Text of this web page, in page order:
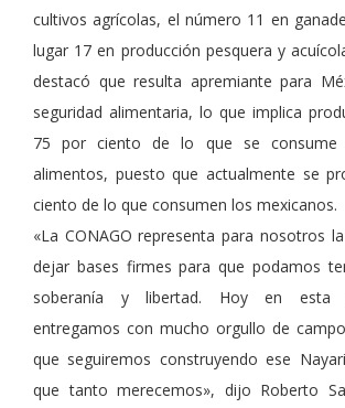
cultivos agrícolas, el número 11 en
lugar 17 en producción pesquera y
destacó que resulta apremiante para
seguridad alimentaria, lo que implica
75 por ciento de lo que se consume
alimentos, puesto que actualmente se
ciento de lo que consumen los mexicanos.
«La CONAGO representa para nosotros
dejar bases firmes para que podamos
soberanía y libertad. Hoy en esta
entregamos con mucho orgullo de
que seguiremos construyendo ese
que tanto merecemos», dijo Roberto